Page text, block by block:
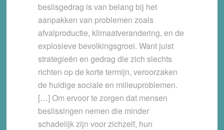
beslisgedrag is van belang bij het
aanpakken van problemen zoals
afvalproductie, klimaatverandering, en de
explosieve bevolkingsgroei. Want juist
strategieën en gedrag die zich slechts
richten op de korte termijn, veroorzaken
de huidige sociale en milieuproblemen.
[…] Om ervoor te zorgen dat mensen
beslissingen nemen die minder
schadelijk zijn voor zichzelf, hun